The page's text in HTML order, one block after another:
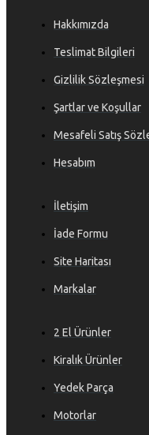
Hakkımızda
Teslimat Bilgileri
Gizlilik Sözleşmesi
Şartlar ve Koşullar
Mesafeli Satış
Hesabım
İletişim
İade Formu
Site Haritası
Markalar
2 El Ürünler
Kiralık Ürünler
Yedek Parça
Motorlar